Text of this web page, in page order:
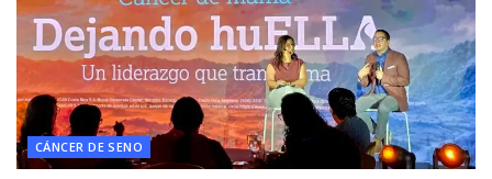
CÁNCER DE SENO